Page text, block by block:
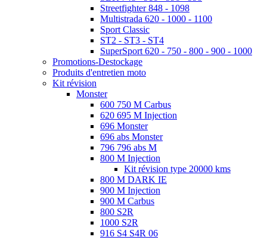
Streetfighter 848 - 1098
Multistrada 620 - 1000 - 1100
Sport Classic
ST2 - ST3 - ST4
SuperSport 620 - 750 - 800 - 900 - 1000
Promotions-Destockage
Produits d'entretien moto
Kit révision
Monster
600 750 M Carbus
620 695 M Injection
696 Monster
696 abs Monster
796 796 abs M
800 M Injection
Kit révision type 20000 kms
800 M DARK IE
900 M Injection
900 M Carbus
800 S2R
1000 S2R
916 S4 S4R 06